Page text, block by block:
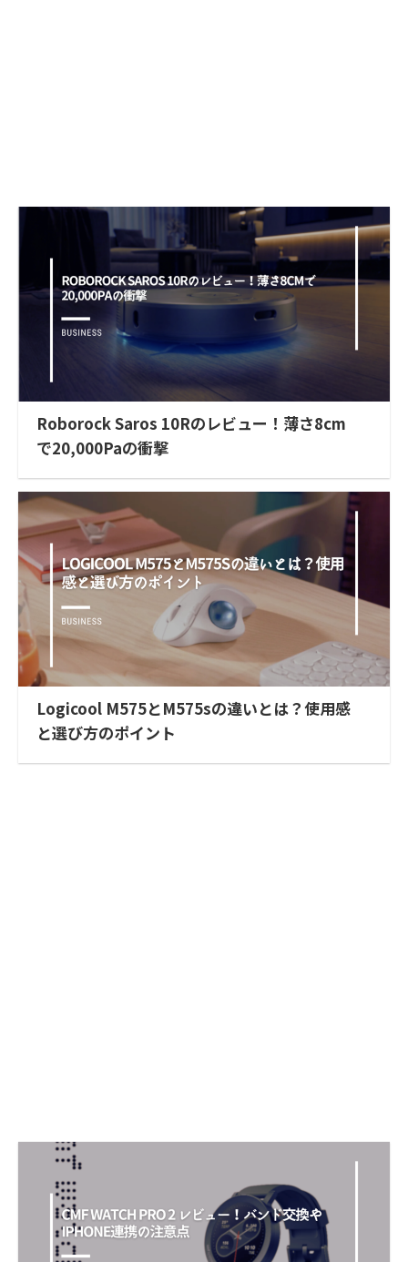
Roborock Saros 10Rのレビュー！薄さ8cm
で20,000Paの衝撃
Logicool M575とM575sの違いとは？使用感
と選び方のポイント